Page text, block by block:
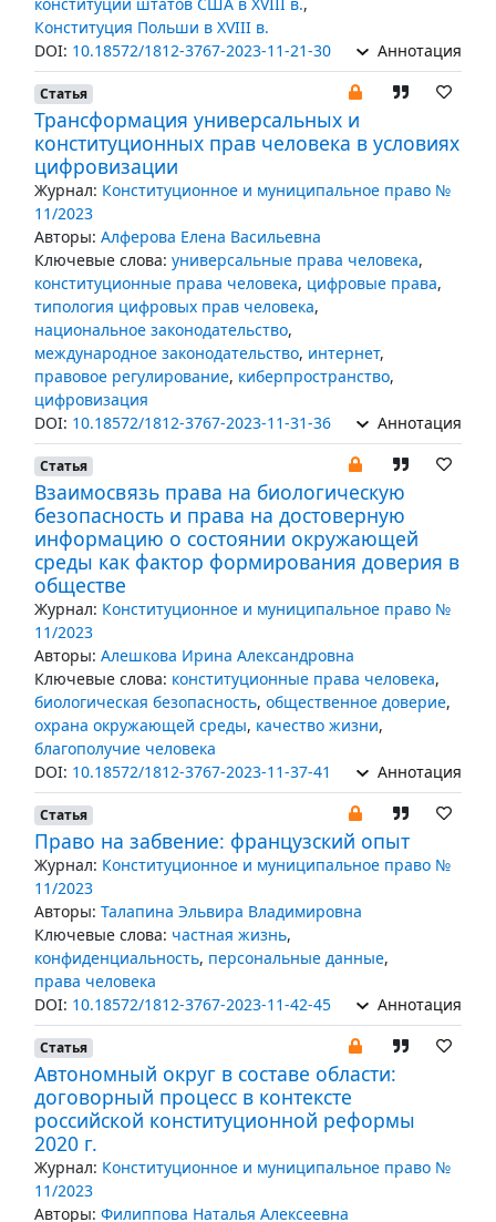
конституции штатов США в XVIII в.,
Конституция Польши в XVIII в.
DOI: 10.18572/1812-3767-2023-11-21-30 Аннотация
Статья
Трансформация универсальных и
конституционных прав человека в условиях
цифровизации
Журнал: Конституционное и муниципальное право №
11/2023
Авторы: Алферова Елена Васильевна
Ключевые слова: универсальные права человека,
конституционные права человека, цифровые права,
типология цифровых прав человека,
национальное законодательство,
международное законодательство, интернет,
правовое регулирование, киберпространство,
цифровизация
DOI: 10.18572/1812-3767-2023-11-31-36 Аннотация
Статья
Взаимосвязь права на биологическую
безопасность и права на достоверную
информацию о состоянии окружающей
среды как фактор формирования доверия в
обществе
Журнал: Конституционное и муниципальное право №
11/2023
Авторы: Алешкова Ирина Александровна
Ключевые слова: конституционные права человека,
биологическая безопасность, общественное доверие,
охрана окружающей среды, качество жизни,
благополучие человека
DOI: 10.18572/1812-3767-2023-11-37-41 Аннотация
Статья
Право на забвение: французский опыт
Журнал: Конституционное и муниципальное право №
11/2023
Авторы: Талапина Эльвира Владимировна
Ключевые слова: частная жизнь,
конфиденциальность, персональные данные,
права человека
DOI: 10.18572/1812-3767-2023-11-42-45 Аннотация
Статья
Автономный округ в составе области:
договорный процесс в контексте
российской конституционной реформы
2020 г.
Журнал: Конституционное и муниципальное право №
11/2023
Авторы: Филиппова Наталья Алексеевна